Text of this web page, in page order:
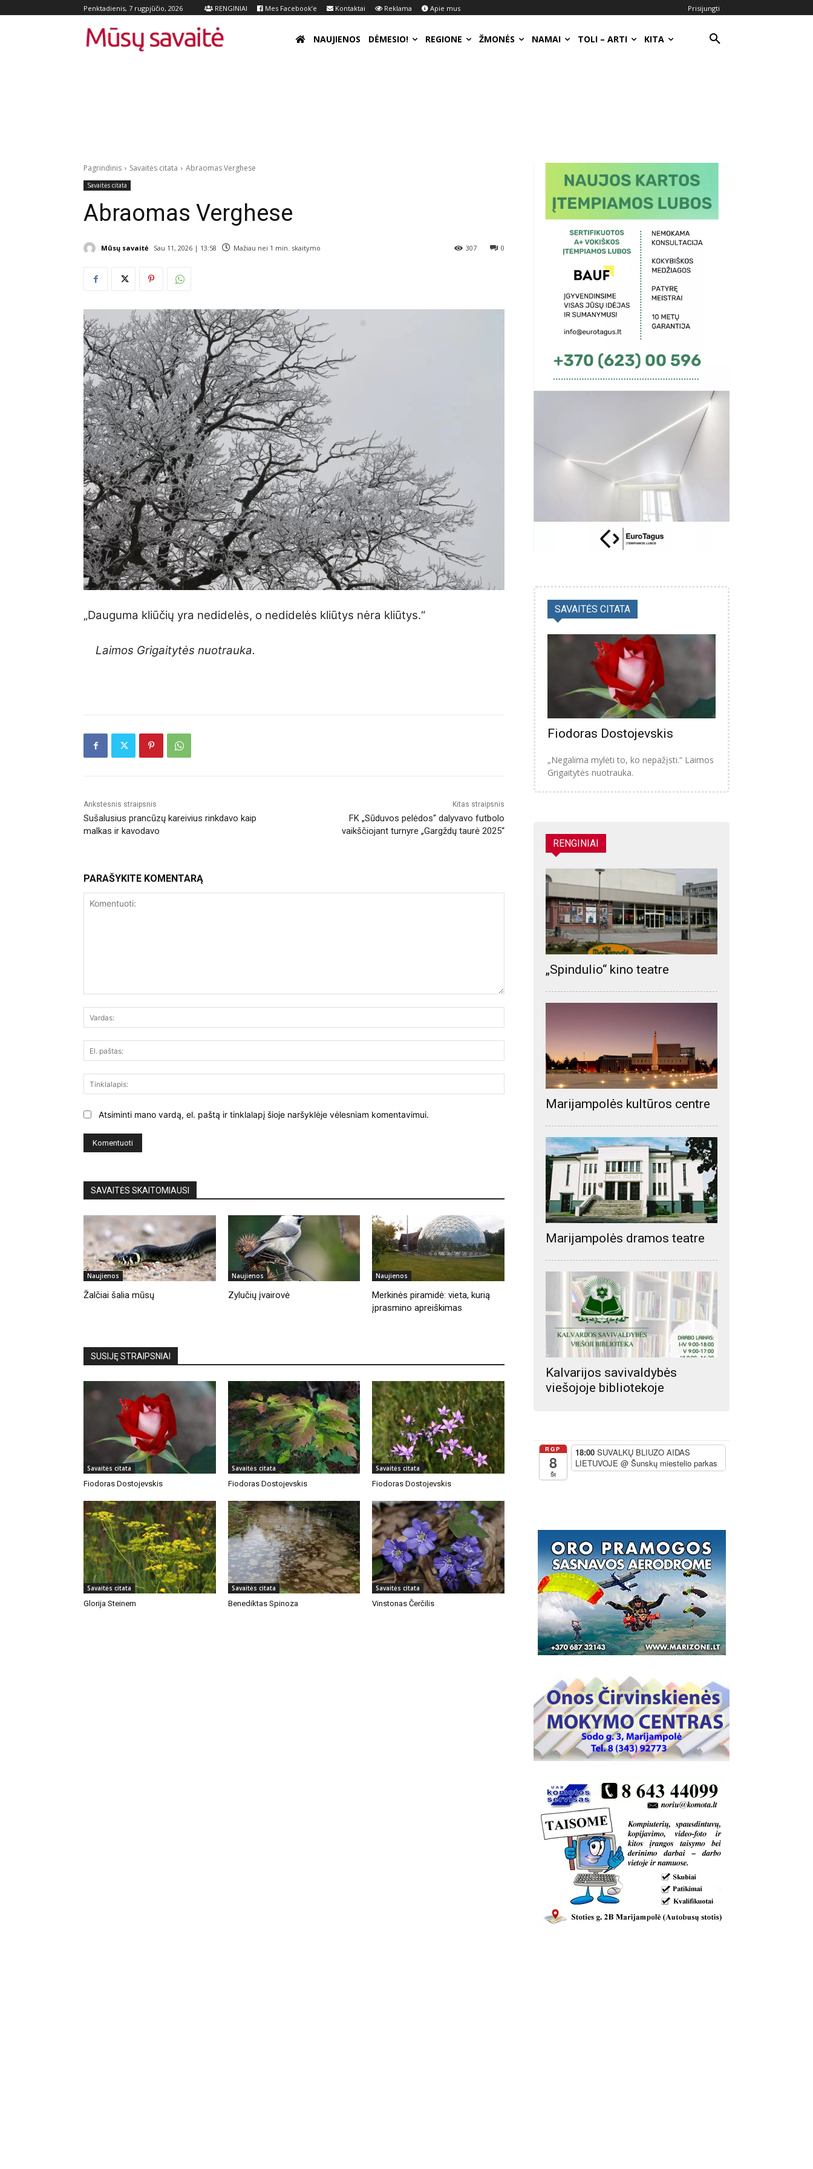
Penktadienis, 7 rugpjūčio, 2026 RENGINIAI Mes Facebook’e Kontaktai Reklama Apie mus Prisijungti
NAUJIENOS DĖMESIO! REGIONE ŽMONĖS NAMAI TOLI – ARTI KITA
Pagrindinis Savaitės citata Abraomas Verghese
Savaitės citata
Abraomas Verghese
Mūsų savaitė Sau 11, 2026 | 13:58 Mažiau nei 1 min. skaitymo 0
307
„Dauguma kliūčių yra nedidelės, o nedidelės kliūtys nėra kliūtys.“
Laimos Grigaitytės nuotrauka.
Ankstesnis straipsnis
Sušalusius prancūzų kareivius rinkdavo kaip
malkas ir kavodavo
Kitas straipsnis
FK „Sūduvos pelėdos“ dalyvavo futbolo
vaikščiojant turnyre „Gargždų taurė 2025“
PARAŠYKITE KOMENTARĄ
paštas:
Atsiminti mano vardą, el. paštą ir tinklalapį šioje naršyklėje vėlesniam komentavimui.
SAVAITĖS SKAITOMIAUSI
Naujienos
Žalčiai šalia mūsų
Naujienos
Zylučių įvairovė
Naujienos
Merkinės piramidė: vieta, kurią
įprasmino apreiškimas
SUSIJĘ STRAIPSNIAI
Savaitės citata
Fiodoras Dostojevskis
Savaitės citata
Fiodoras Dostojevskis
Savaitės citata
Fiodoras Dostojevskis
Savaitės citata
Glorija Steinem
Savaitės citata
Benediktas Spinoza
Savaitės citata
Vinstonas Čerčilis
SAVAITĖS CITATA
Fiodoras Dostojevskis
„Negalima mylėti to, ko nepažįsti.“ Laimos
Grigaitytės nuotrauka.
RENGINIAI
„Spindulio“ kino teatre
Marijampolės kultūros centre
Marijampolės dramos teatre
Kalvarijos savivaldybės
viešojoje bibliotekoje
RGP
8
Št
18:00 SUVALKŲ BLIUZO AIDAS
LIETUVOJE @ Šunskų miestelio parkas